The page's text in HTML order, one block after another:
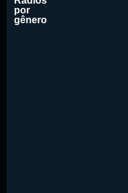
por
gênero